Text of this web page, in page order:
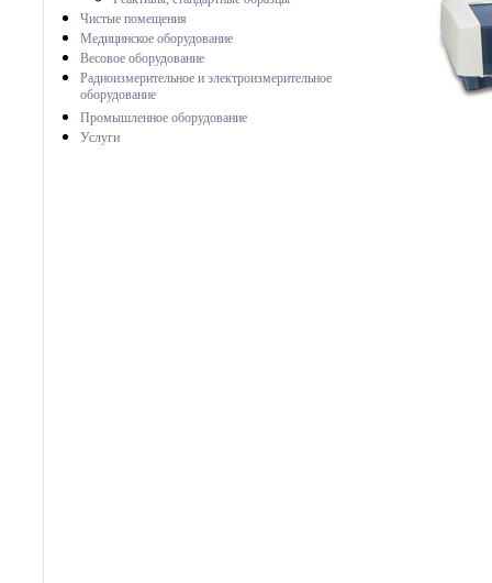
Чистые помещения
Медицинское оборудование
Весовое оборудование
Радиоизмерительное и электроизмерительное
оборудование
Промышленное оборудование
Услуги